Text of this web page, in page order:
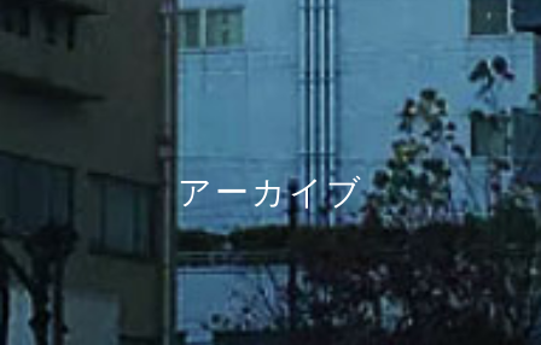
アーカイブ